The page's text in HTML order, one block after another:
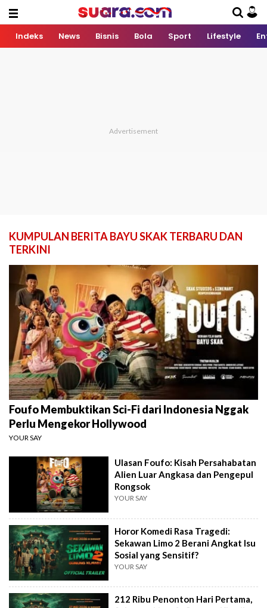
Indeks News Bisnis Bola Sport Lifestyle
KUMPULAN BERITA BAYU SKAK TERBARU DAN
TERKINI
Foufo Membuktikan Sci-Fi dari Indonesia Nggak
Perlu Mengekor Hollywood
YOUR SAY
Ulasan Foufo: Kisah Persahabatan
Alien Luar Angkasa dan Pengepul
Rongsok
YOUR SAY
Horor Komedi Rasa Tragedi:
Sekawan Limo 2 Berani Angkat Isu
Sosial yang Sensitif?
YOUR SAY
212 Ribu Penonton Hari Pertama,